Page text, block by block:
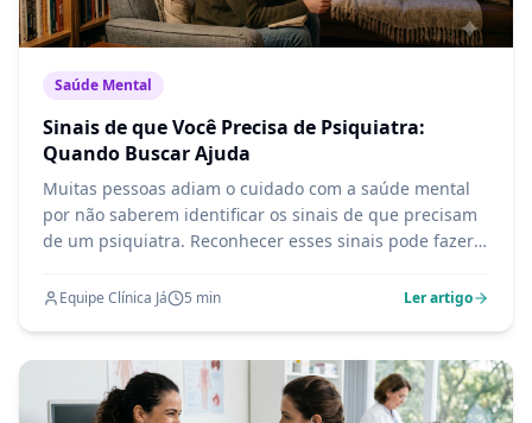
Saúde Mental
Sinais de que Você Precisa de Psiquiatra:
Quando Buscar Ajuda
Muitas pessoas adiam o cuidado com a saúde mental
por não saberem identificar os sinais de que precisam
de um psiquiatra. Reconhecer esses sinais pode fazer
Equipe Clínica Já 5 min Ler artigo